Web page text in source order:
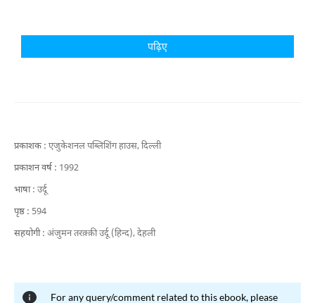
पढ़िए
प्रकाशक : एजुकेशनल पब्लिशिंग हाउस, दिल्ली
प्रकाशन वर्ष : 1992
भाषा : उर्दू
पृष्ठ : 594
सहयोगी : अंजुमन तरक़्क़ी उर्दू (हिन्द), देहली
For any query/comment related to this ebook, please